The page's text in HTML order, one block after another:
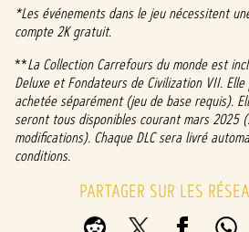
*Les événements dans le jeu nécessitent
compte 2K gratuit.
**La Collection Carrefours du monde est
Deluxe et Fondateurs de Civilization VII.
achetée séparément (jeu de base requis).
seront tous disponibles courant mars 2025
modifications). Chaque DLC sera livré
conditions.
PARTAGER SUR LES